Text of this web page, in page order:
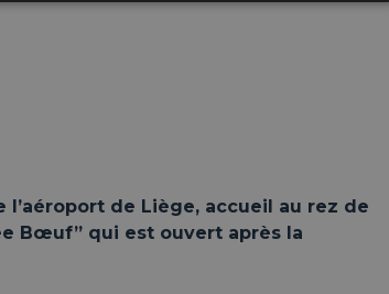
de Liège, accueil au rez de
Bœuf” qui est ouvert après la